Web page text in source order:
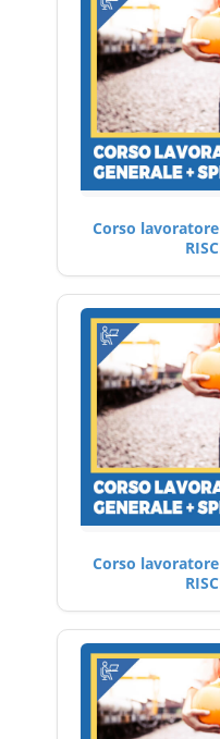
Corso lavoratore
Corso lavoratore